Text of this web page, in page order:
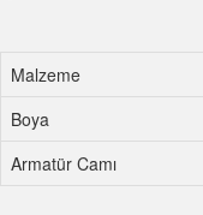
Malzeme
Boya
Armatür Camı